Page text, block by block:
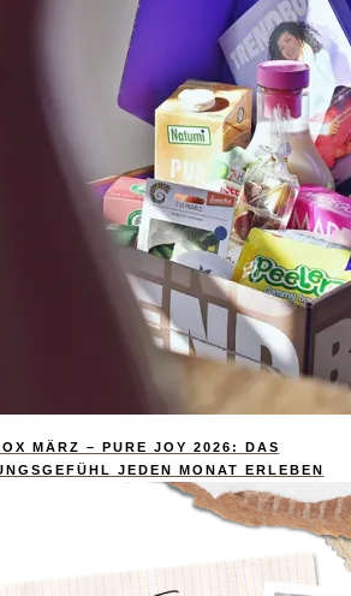
MÄRZ – PURE JOY 2026: DAS
JEDEN MONAT ERLEBEN